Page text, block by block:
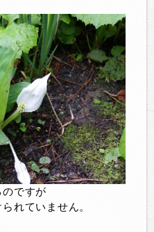
ですが
れていません。